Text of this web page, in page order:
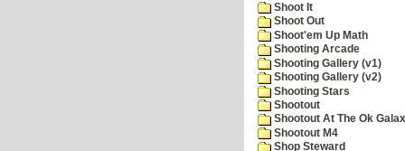
Shoot It
Shoot Out
Shoot'em Up Math
Shooting Arcade
Shooting Gallery (v1)
Shooting Gallery (v2)
Shooting Stars
Shootout
Shootout At The Ok
Shootout M4
Shop Steward